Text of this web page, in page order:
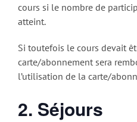
cours si le nombre de
atteint.
Si toutefois le cours devait
carte/abonnement sera
l’utilisation de la carte/
2. Séjours